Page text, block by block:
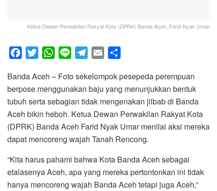
Ketua Dewan Perwakilan Rakyat Kota (DPRK) Banda Aceh, Farid Nyak Umar
c
e
b
o
o
k
i
t
t
e
r
W
a
t
s
A
p
p
n
e
l
e
g
r
a
m
a
i
l
a
r
e
Banda Aceh – Foto sekelompok pesepeda perempuan
berpose menggunakan baju yang menunjukkan bentuk
tubuh serta sebagian tidak mengenakan jilbab di Banda
Aceh bikin heboh. Ketua Dewan Perwakilan Rakyat Kota
(DPRK) Banda Aceh Farid Nyak Umar menilai aksi mereka
dapat mencoreng wajah Tanah Rencong.
“Kita harus pahami bahwa Kota Banda Aceh sebagai
etalasenya Aceh, apa yang mereka pertontonkan ini tidak
hanya mencoreng wajah Banda Aceh tetapi juga Aceh,”